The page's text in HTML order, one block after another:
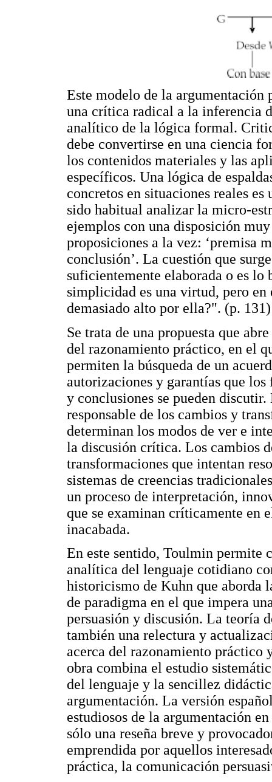
Este modelo de la argumentación
una crítica radical a la inferencia
analítico de la lógica formal.
debe convertirse en una ciencia
los contenidos materiales y las
específicos. Una lógica de
concretos en situaciones reales
sido habitual analizar la micro-
ejemplos con una disposición
proposiciones a la vez: ‘premisa
conclusión’. La cuestión que
suficientemente elaborada o es lo
simplicidad es una virtud, pero en
demasiado alto por ella?". (p. 131)
Se trata de una propuesta que
del razonamiento práctico, en el
permiten la búsqueda de un
autorizaciones y garantías que
y conclusiones se pueden
responsable de los cambios y
determinan los modos de ver e
la discusión crítica. Los cambios
transformaciones que intentan
sistemas de creencias
un proceso de interpretación,
que se examinan críticamente en
inacabada.
En este sentido, Toulmin permite
analítica del lenguaje cotidiano
historicismo de Kuhn que aborda
de paradigma en el que impera
persuasión y discusión. La teoría
también una relectura y
acerca del razonamiento
obra combina el estudio
del lenguaje y la sencillez
argumentación. La versión
estudiosos de la argumentación
sólo una reseña breve y
emprendida por aquellos
práctica, la comunicación